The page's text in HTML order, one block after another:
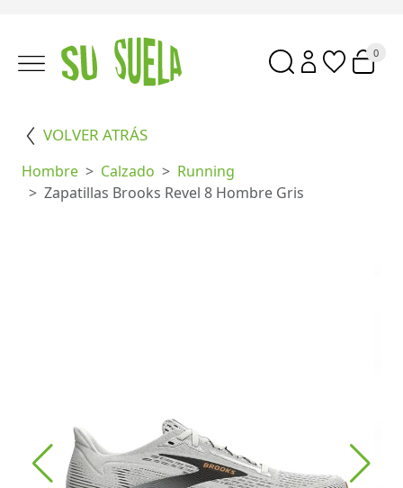
0
VOLVER ATRÁS
Hombre Calzado
Running
Zapatillas Brooks Revel 8 Hombre Gris